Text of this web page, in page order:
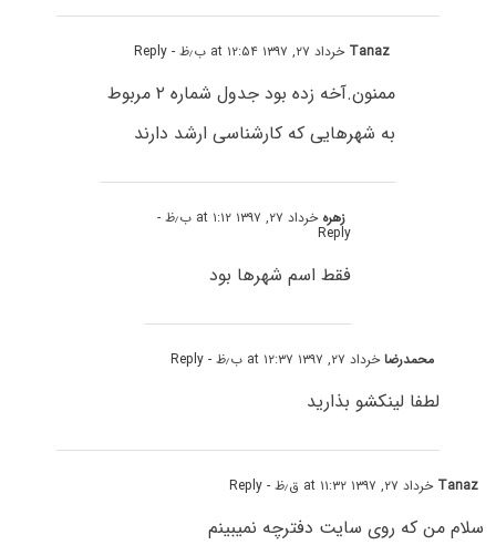
Tanaz خرداد ۲۷, ۱۳۹۷ at ۱۲:۵۴ ب٫ظ - Reply
ممنون.آخه زده بود جدول شماره ۲ مربوط
به شهرهایی که کارشناسی ارشد دارند
زهره خرداد ۲۷, ۱۳۹۷ at ۱:۱۲ ب٫ظ -
Reply
فقط اسم شهرها بود
محمدرضاخرداد ۲۷, ۱۳۹۷ at ۱۲:۳۷ ب٫ظ - Reply
لطفا لینکشو بذارید
Tanaz خرداد ۲۷, ۱۳۹۷ at ۱۱:۳۲ ق٫ظ - Reply
سلام من که روی سایت دفترچه نمیبینم